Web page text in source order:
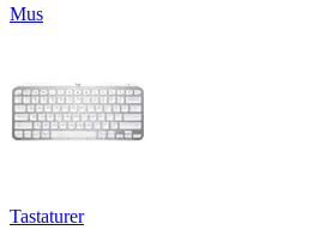
Mus
Tastaturer